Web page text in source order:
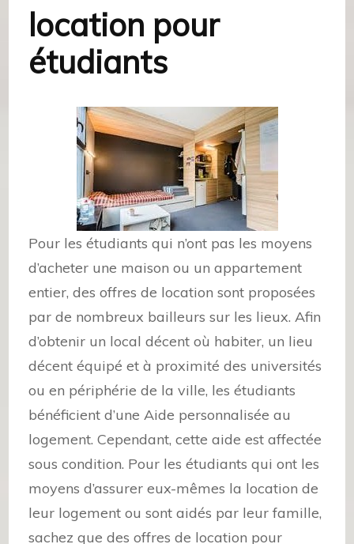
location pour
étudiants
Pour les étudiants qui n’ont pas les moyens
d’acheter une maison ou un appartement
entier, des offres de location sont proposées
par de nombreux bailleurs sur les lieux. Afin
d’obtenir un local décent où habiter, un lieu
décent équipé et à proximité des universités
ou en périphérie de la ville, les étudiants
bénéficient d’une Aide personnalisée au
logement. Cependant, cette aide est affectée
sous condition. Pour les étudiants qui ont les
moyens d’assurer eux-mêmes la location de
leur logement ou sont aidés par leur famille,
sachez que des offres de location pour